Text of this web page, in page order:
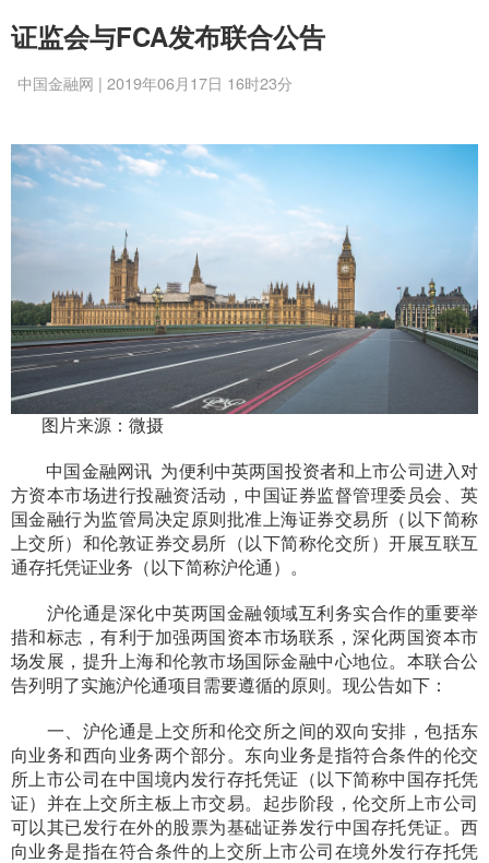
证监会与FCA发布联合公告
中国金融网 | 2019年06月17日 16时23分
图片来源：微摄
中国金融网讯 为便利中英两国投资者和上市公司进入对
方资本市场进行投融资活动，中国证券监督管理委员会、英
国金融行为监管局决定原则批准上海证券交易所（以下简称
上交所）和伦敦证券交易所（以下简称伦交所）开展互联互
通存托凭证业务（以下简称沪伦通）。
沪伦通是深化中英两国金融领域互利务实合作的重要举
措和标志，有利于加强两国资本市场联系，深化两国资本市
场发展，提升上海和伦敦市场国际金融中心地位。本联合公
告列明了实施沪伦通项目需要遵循的原则。现公告如下：
一、沪伦通是上交所和伦交所之间的双向安排，包括东
向业务和西向业务两个部分。东向业务是指符合条件的伦交
所上市公司在中国境内发行存托凭证（以下简称中国存托凭
证）并在上交所主板上市交易。起步阶段，伦交所上市公司
可以其已发行在外的股票为基础证券发行中国存托凭证。西
向业务是指在符合条件的上交所上市公司在境外发行存托凭